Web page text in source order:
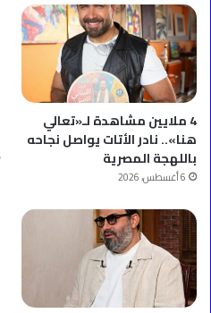
4 ملايين مشاهدة لـ«تعالي
هنا».. نادر الأتات يواصل نجاحه
باللهجة المصرية
6 أغسطس، 2026